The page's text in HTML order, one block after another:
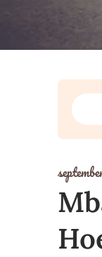
Zoeken